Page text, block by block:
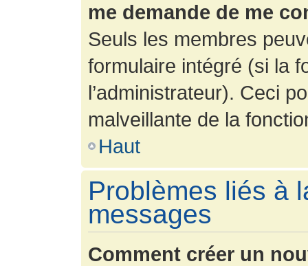
me demande de me
Seuls les membres
formulaire intégré (si la
l’administrateur). Ceci
malveillante de la
Haut
Problèmes liés à
messages
Comment créer un